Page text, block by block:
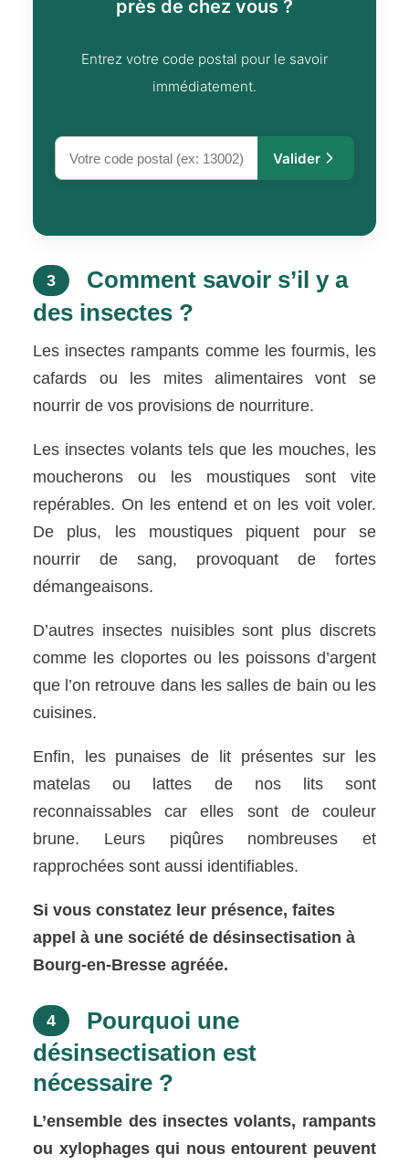
près de chez vous ?
Entrez votre code postal pour le savoir
immédiatement.
Valider
3
Comment savoir s’il y a
des insectes ?
Les insectes rampants comme les fourmis, les
cafards ou les mites alimentaires vont se
nourrir de vos provisions de nourriture.
Les insectes volants tels que les mouches, les
moucherons ou les moustiques sont vite
repérables. On les entend et on les voit voler.
De plus, les moustiques piquent pour se
nourrir de sang, provoquant de fortes
démangeaisons.
D’autres insectes nuisibles sont plus discrets
comme les cloportes ou les poissons d’argent
que l’on retrouve dans les salles de bain ou les
cuisines.
Enfin, les punaises de lit présentes sur les
matelas ou lattes de nos lits sont
reconnaissables car elles sont de couleur
brune. Leurs piqûres nombreuses et
rapprochées sont aussi identifiables.
Si vous constatez leur présence, faites
appel à une société de désinsectisation à
Bourg-en-Bresse agréée.
4
Pourquoi une
désinsectisation est
nécessaire ?
L’ensemble des insectes volants, rampants
ou xylophages qui nous entourent peuvent